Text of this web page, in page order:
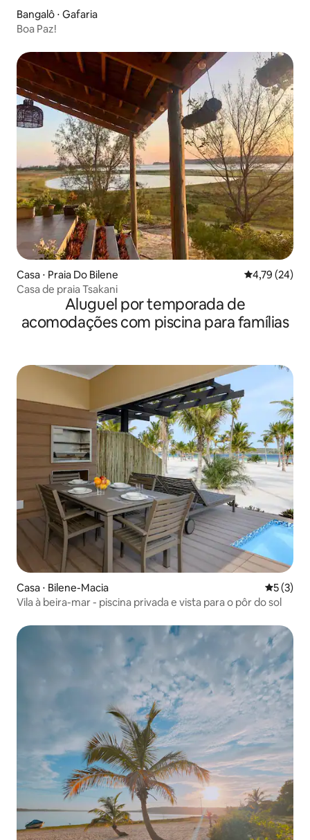
Bangalô ⋅ Gafaria
Boa Paz!
Casa ⋅ Praia Do Bilene 4,79 de uma
4,79 (24)
Casa de praia Tsakani
Aluguel por temporada de
acomodações com piscina para famílias
Casa ⋅ Bilene-Macia 5 de
5 (3)
Vila à beira-mar - piscina privada e vista para o pôr do sol